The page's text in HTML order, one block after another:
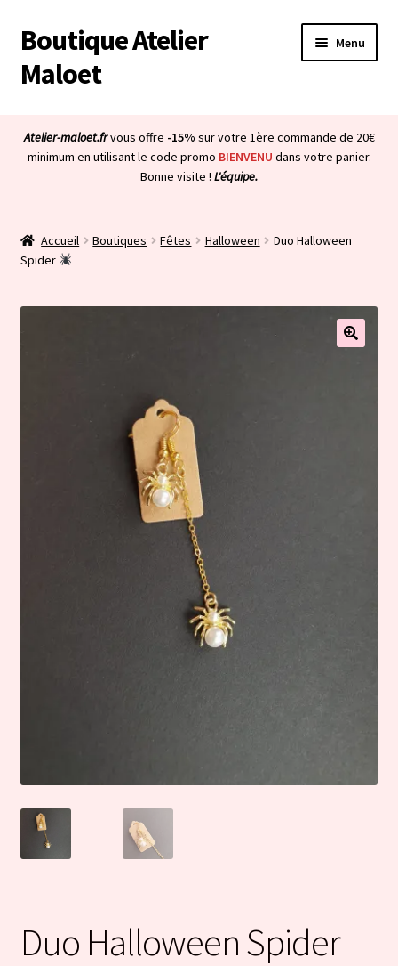
Aller
à
la
Aller
au
contenu
Boutique Atelier
Maloet
Menu
Boutique
Ouvrir
menu
À propos & CGV
Ouvrir
enfant
Blog
le
menu
Atelier-maloet.frvous offre -15% sur votre 1ère commande de 20€
minimum en utilisant le code promo BIENVENU dans votre panier.
Bonne visite ! L'équipe.
Accueil Boutiques Fêtes Halloween
Duo Halloween
Spider
Duo Halloween Spider